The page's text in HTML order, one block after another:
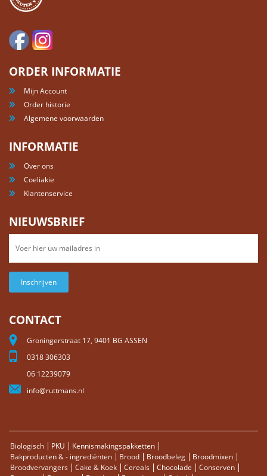
ORDER INFORMATIE
Mijn Account
Order historie
Algemene voorwaarden
INFORMATIE
Over ons
Coeliakie
Klantenservice
NIEUWSBRIEF
Inschrijven
CONTACT
Groningerstraat 17, 9401 BG ASSEN
0318 306303
06 12239079
info@ruttmans.nl
Biologisch PKU
Kennismakingspakketten
Bakproducten & - ingrediënten
Brood Broodbeleg
Broodmixen
Broodvervangers
Cake & Koek Cereals Chocolade
Conserven